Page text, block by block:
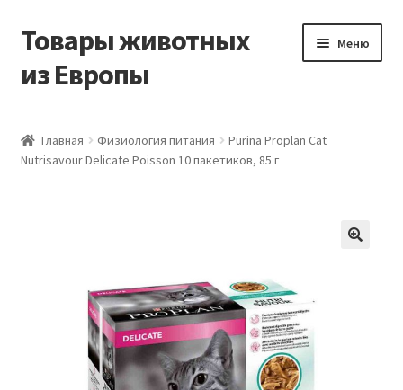
Перейти
навигации
Перейти
содержимому
Товары животных
из Европы
Меню
Виды доставки
Мой аккаунт
Главная Физиология питания
Purina Proplan Cat
Nutrisavour Delicate Poisson 10 пакетиков, 85 г